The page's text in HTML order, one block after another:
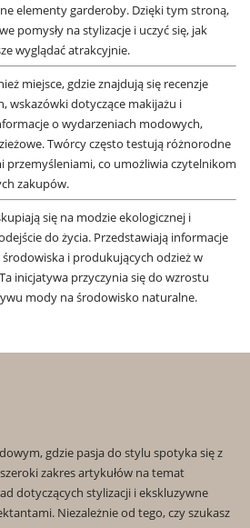
elementy garderoby. Dzięki tym stroną,
pomysły na stylizacje i uczyć się, jak
wyglądać atrakcyjnie.
miejsce, gdzie znajdują się recenzje
wskazówki dotyczące makijażu i
o wydarzeniach modowych,
Twórcy często testują różnorodne
przemyśleniami, co umożliwia czytelnikom
zakupów.
się na modzie ekologicznej i
do życia. Przedstawiają informacje
i produkujących odzież w
inicjatywa przyczynia się do wzrostu
mody na środowisko naturalne.
gdzie pasja do stylu spotyka się z
zakres artykułów na temat
dotyczących stylizacji i ekskluzywne
Niezależnie od tego, czy szukasz